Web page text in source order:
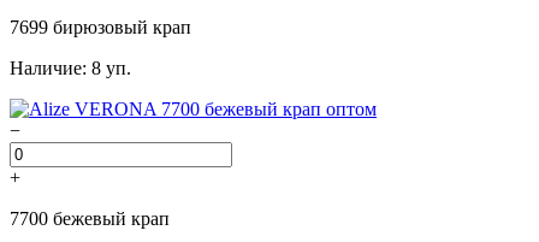
7699 бирюзовый крап
Наличие: 8 уп.
−
+
7700 бежевый крап